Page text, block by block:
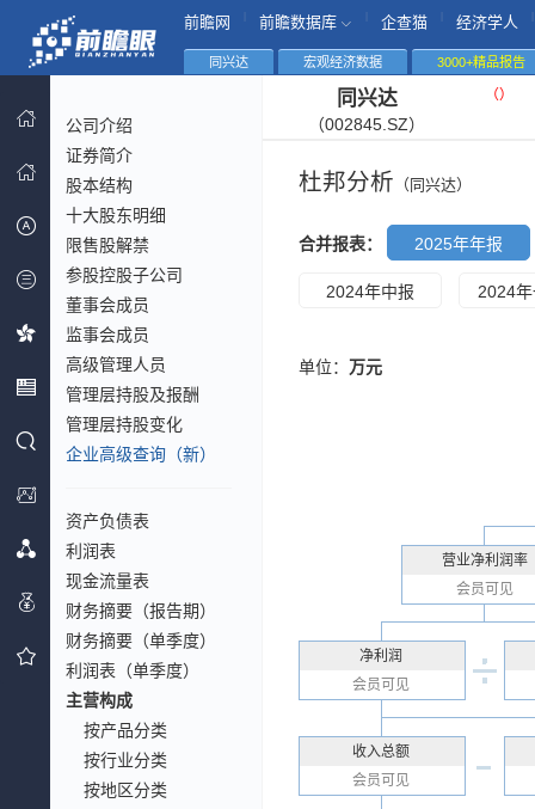
前瞻网 前瞻数据库 企查猫 经济学人
同兴达 宏观经济数据 3000+精品报告
公司介绍
证券简介
股本结构
十大股东明细
限售股解禁
参股控股子公司
董事会成员
监事会成员
高级管理人员
管理层持股及报酬
管理层持股变化
企业高级查询（新）
资产负债表
利润表
现金流量表
财务摘要（报告期）
财务摘要（单季度）
利润表（单季度）
主营构成
按产品分类
按行业分类
按地区分类
同兴达
（002845.SZ）
（）
杜邦分析 （同兴达）
合并报表： 2025年年报
2024年中报 2024
单位： 万元
营业净利润率
会员可见
净利润
会员可见
收入总额
会员可见